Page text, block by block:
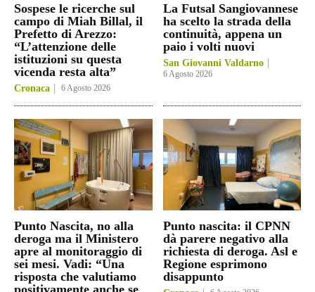
Sospese le ricerche sul
campo di Miah Billal, il
Prefetto di Arezzo:
“L’attenzione delle
istituzioni su questa
vicenda resta alta”
Cronaca 6 Agosto 2026
La Futsal Sangiovannese
ha scelto la strada della
continuità, appena un
paio i volti nuovi
San Giovanni Valdarno
6 Agosto 2026
Punto Nascita, no alla
deroga ma il Ministero
apre al monitoraggio di
sei mesi. Vadi: “Una
risposta che valutiamo
positivamente anche se
Punto nascita: il CPNN
dà parere negativo alla
richiesta di deroga. Asl e
Regione esprimono
disappunto